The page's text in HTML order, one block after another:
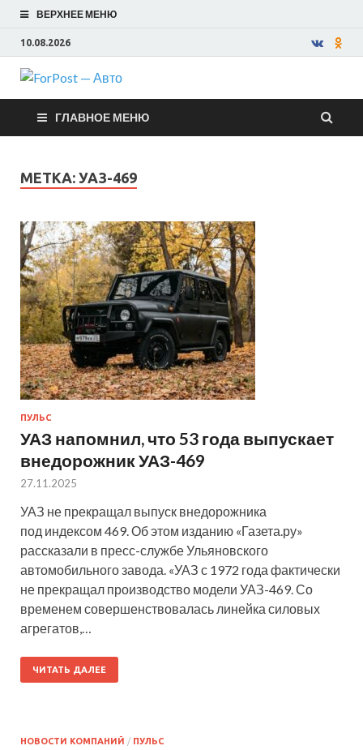
ВЕРХНЕЕ МЕНЮ
10.08.2026
ForPost —
Авто
ГЛАВНОЕ МЕНЮ
МЕТКА: УАЗ-469
ПУЛЬС
УАЗ напомнил, что 53 года выпускает
внедорожник УАЗ-469
27.11.2025
УАЗ не прекращал выпуск внедорожника
под индексом 469. Об этом изданию «Газета.ру»
рассказали в пресс-службе Ульяновского
автомобильного завода. «УАЗ с 1972 года фактически
не прекращал производство модели УАЗ-469. Со
временем совершенствовалась линейка силовых
агрегатов,…
ЧИТАТЬ ДАЛЕЕ
НОВОСТИ КОМПАНИЙ / ПУЛЬС